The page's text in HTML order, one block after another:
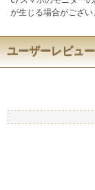
が生じる場合がござい
ユーザーレビュー